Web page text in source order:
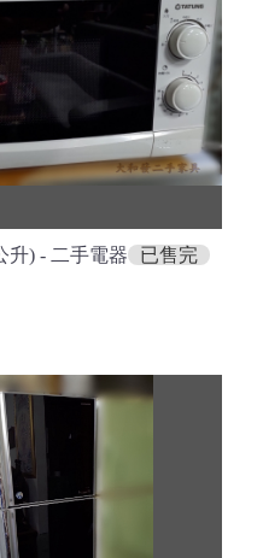
升) - 二手電器 已售完